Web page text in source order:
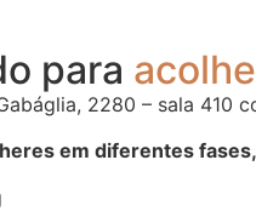
para
2280 – sala
em diferentes